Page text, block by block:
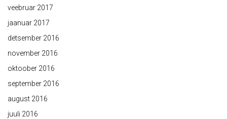
veebruar 2017
jaanuar 2017
detsember 2016
november 2016
oktoober 2016
september 2016
august 2016
juuli 2016